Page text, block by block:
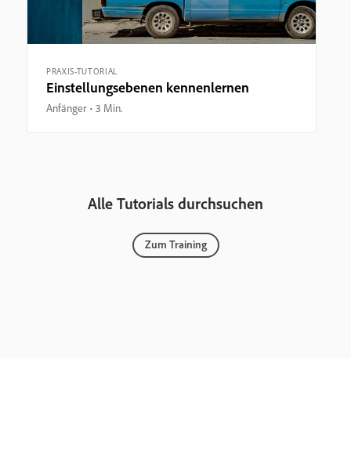
PRAXIS-TUTORIAL
Einstellungsebenen kennenlernen
Anfänger 3 Min.
Alle Tutorials durchsuchen
Zum Training